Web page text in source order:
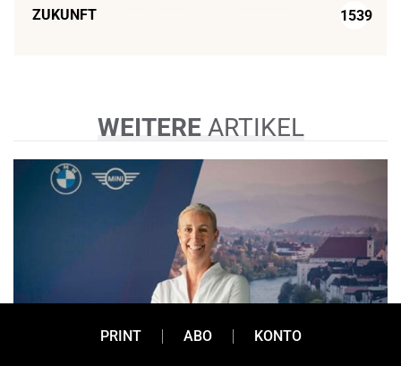
ZUKUNFT 1539
WEITEREARTIKEL
PRINT ABO KONTO